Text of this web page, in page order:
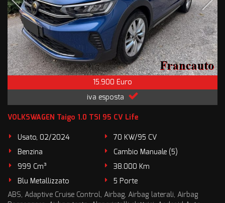
15.900 Euro
iva esposta
VOLKSWAGEN Taigo 1.0 TSI 95 CV Life
Usato, 02/2024
70 KW/95 CV
Benzina
Cambio Manuale (5)
999 Cm³
38.000 Km
Blu Metallizzato
5 Porte
ABS, Adaptive Cruise Control, Airbag, Airbag laterali, Airbag